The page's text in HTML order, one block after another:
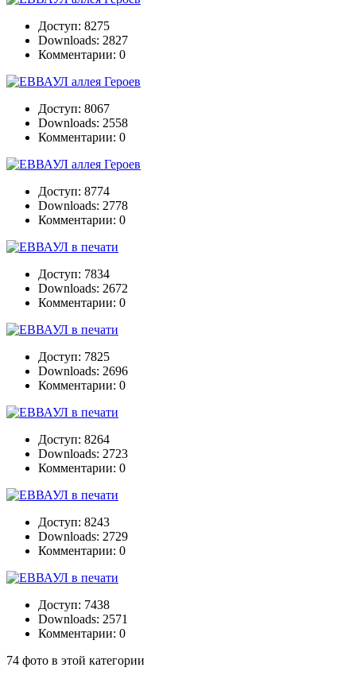
Доступ: 8275
Downloads: 2827
Комментарии: 0
Доступ: 8067
Downloads: 2558
Комментарии: 0
Доступ: 8774
Downloads: 2778
Комментарии: 0
Доступ: 7834
Downloads: 2672
Комментарии: 0
Доступ: 7825
Downloads: 2696
Комментарии: 0
Доступ: 8264
Downloads: 2723
Комментарии: 0
Доступ: 8243
Downloads: 2729
Комментарии: 0
Доступ: 7438
Downloads: 2571
Комментарии: 0
74 фото в этой категории